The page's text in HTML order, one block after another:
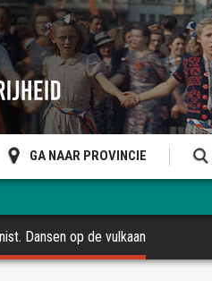
GA NAAR PROVINCIE
Dansen op de vulkaan